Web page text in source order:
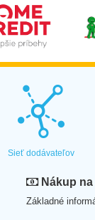
Sieť dodávateľov
Nákup na
Základné